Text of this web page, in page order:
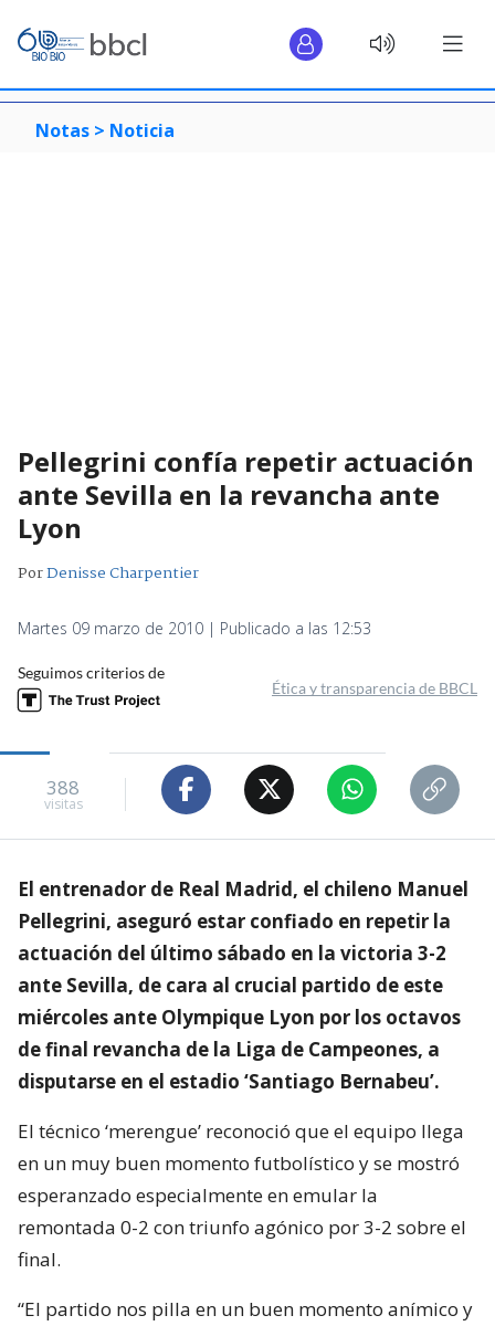
Notas > Noticia
Pellegrini confía repetir actuación
ante Sevilla en la revancha ante
Lyon
PorDenisse Charpentier
Martes 09 marzo de 2010 | Publicado a las 12:53
Seguimos criterios de
Ética y transparencia de BBCL
388
visitas
El entrenador de Real Madrid, el chileno Manuel
Pellegrini, aseguró estar confiado en repetir la
actuación del último sábado en la victoria 3-2
ante Sevilla, de cara al crucial partido de este
miércoles ante Olympique Lyon por los octavos
de final revancha de la Liga de Campeones, a
disputarse en el estadio ‘Santiago Bernabeu’.
El técnico ‘merengue’ reconoció que el equipo llega
en un muy buen momento futbolístico y se mostró
esperanzado especialmente en emular la
remontada 0-2 con triunfo agónico por 3-2 sobre el
final.
“El partido nos pilla en un buen momento anímico y